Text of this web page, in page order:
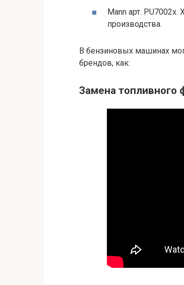
Mann арт.
производства.
В бензиновых машинах
брендов, как:
Замена топливного